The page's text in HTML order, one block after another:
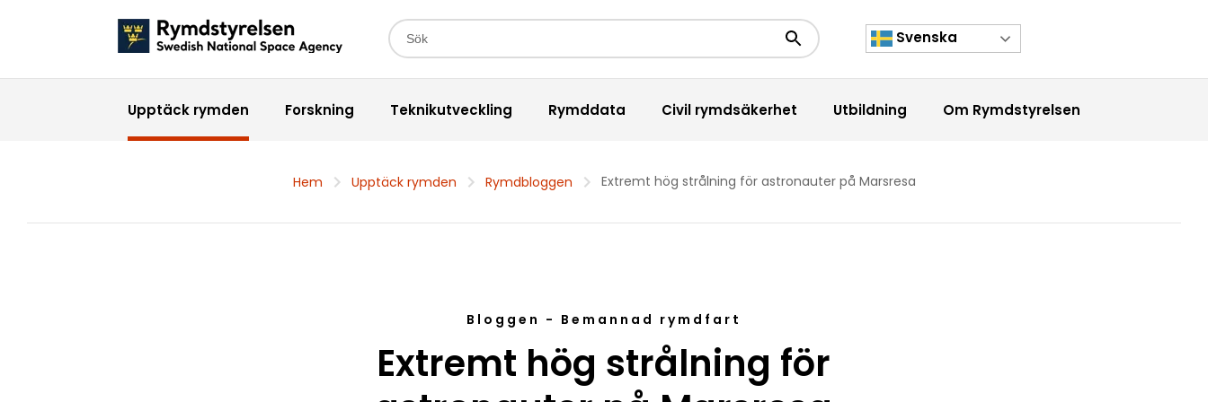
Sökfält
Sökknapp Svenska
Upptäck rymden Forskning Teknikutveckling Rymddata Civil rymdsäkerhet Utbildning Om Rymdstyrelsen
Hem Upptäck rymden Rymdbloggen Extremt hög strålning för astronauter på Marsresa
Bloggen - Bemannad rymdfart
Extremt hög strålning för